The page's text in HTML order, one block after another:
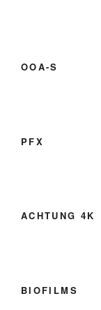
OOA-S
PFX
ACHTUNG 4K
BIOFILMS